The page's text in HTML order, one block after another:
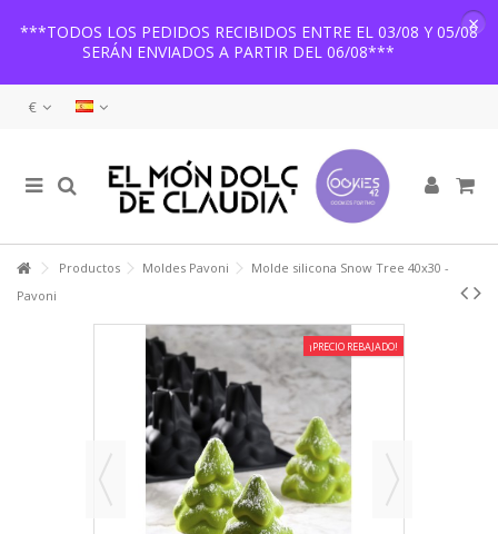
***TODOS LOS PEDIDOS RECIBIDOS ENTRE EL 03/08 Y 05/08
SERÁN ENVIADOS A PARTIR DEL 06/08***
×
€
Productos Moldes Pavoni
Molde silicona Snow Tree 40x30 -
Pavoni
¡PRECIO REBAJADO!